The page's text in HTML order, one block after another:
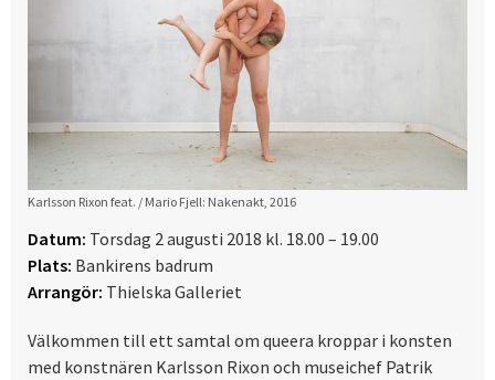
Karlsson Rixon feat. / Mario Fjell: Nakenakt, 2016
Datum: Torsdag 2 augusti 2018 kl. 18.00 – 19.00
Plats: Bankirens badrum
Arrangör: Thielska Galleriet
Välkommen till ett samtal om queera kroppar i konsten
med konstnären Karlsson Rixon och museichef Patrik